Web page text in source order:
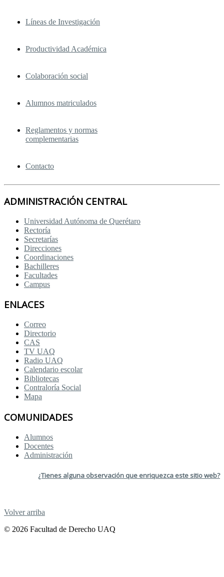
Líneas de Investigación
Productividad Académica
Colaboración social
Alumnos matriculados
Reglamentos y normas
complementarias
Contacto
ADMINISTRACIÓN CENTRAL
Universidad Autónoma de Querétaro
Rectoría
Secretarías
Direcciones
Coordinaciones
Bachilleres
Facultades
Campus
ENLACES
Correo
Directorio
CAS
TV UAQ
Radio UAQ
Calendario escolar
Bibliotecas
Contraloría Social
Mapa
COMUNIDADES
Alumnos
Docentes
Administración
¿Tienes alguna observación que enriquezca este sitio web?
Volver arriba
© 2026 Facultad de Derecho UAQ